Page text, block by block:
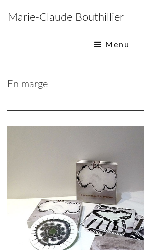
Marie-Claude Bouthillier
Menu
En marge